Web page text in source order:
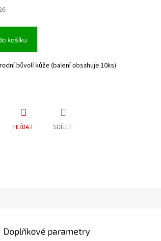
košíku
bůvolí kůže (balení obsahuje 10ks)
HLÍDAT SDÍLET
Doplňkové parametry